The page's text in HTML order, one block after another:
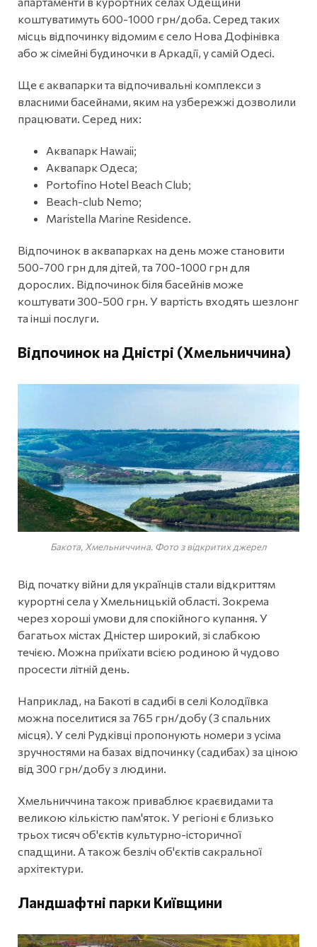
коштуватимуть 600-1000 грн/доба. Серед таких
місць відпочинку відомим є село Нова Дофінівка
або ж сімейні будиночки в Аркадії, у самій Одесі.
Ще є аквапарки та відпочивальні комплекси з
власними басейнами, яким на узбережжі дозволили
працювати. Серед них:
Аквапарк Hawaii;
Аквапарк Одеса;
Portofino Hotel Beach Club;
Beach-club Nemo;
Maristella Marine Residence.
Відпочинок в аквапарках на день може становити
500-700 грн для дітей, та 700-1000 грн для
дорослих. Відпочинок біля басейнів може
коштувати 300-500 грн. У вартість входять шезлонг
та інші послуги.
Відпочинок на Дністрі (Хмельниччина)
Бакота, Хмельниччина. Фото з відкритих джерел
Від початку війни для українців стали відкриттям
курортні села у Хмельницькій області. Зокрема
через хороші умови для спокійного купання. У
багатьох містах Дністер широкий, зі слабкою
течією. Можна приїхати всією родиною й чудово
просести літній день.
Наприклад, на Бакоті в садибі в селі Колодіївка
можна поселитися за 765 грн/добу (3 спальних
місця). У селі Рудківці пропонують номери з усіма
зручностями на базах відпочинку (садибах) за ціною
від 300 грн/добу з людини.
Хмельниччина також приваблює краєвидами та
великою кількістю пам'яток. У регіоні є близько
трьох тисяч об'єктів культурно-історичної
спадщини. А також безліч об'єктів сакральної
архітектури.
Ландшафтні парки Київщини